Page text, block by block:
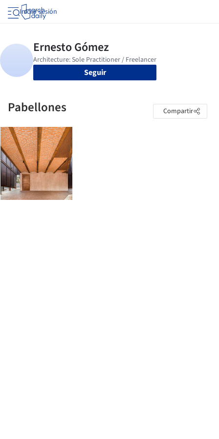
Iniciar sesión
Seguir
Pabellones Compartir